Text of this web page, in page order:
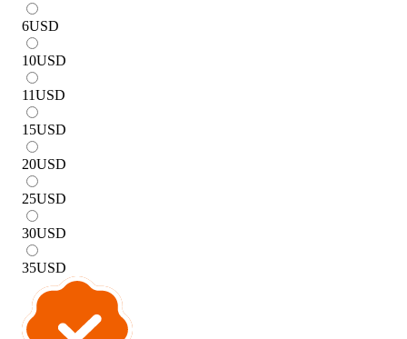
6USD
10USD
11USD
15USD
20USD
25USD
30USD
35USD